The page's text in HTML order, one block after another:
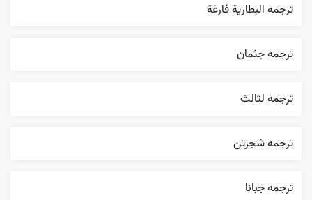
ترجمه البطارية فارغة
ترجمه جثمان
ترجمه لثالث
ترجمه شجرتن
ترجمه جبانا